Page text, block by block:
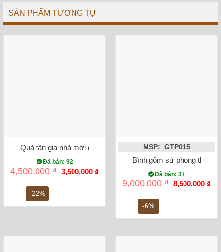
SẢN PHẨM TƯƠNG TỰ
-22%
Quà tân gia nhà mới đĩa cảnh tùng hạc sen dát vàng men
Đã bán: 92
4,500,000₫ Giá
gốc
3,500,000 ₫
3,500,000 ₫.
-6%
MSP: GTP015
Bình gốm sứ phong thủy
Đã bán: 37
9,000,000₫ Giá
gốc
8,500,000 ₫